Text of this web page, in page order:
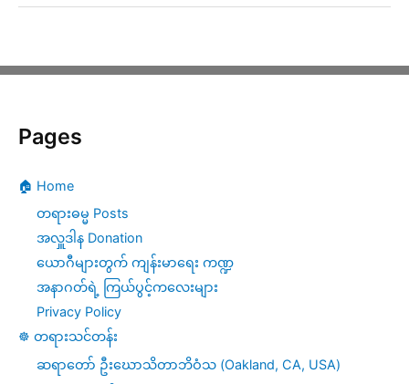
လက်တွေ့
ကျ
ခြင်း
Pages
🏠 Home
တရားဓမ္မ Posts
အလှူဒါန Donation
ယောဂီများတွက် ကျန်းမာရေး ကဏ္ဍ
အနာဂတ်ရဲ့ ကြယ်ပွင့်ကလေးများ
Privacy Policy
☸️ တရားသင်တန်း
ဆရာတော် ဦးဃောသိတာဘိဝံသ (Oakland, CA, USA)